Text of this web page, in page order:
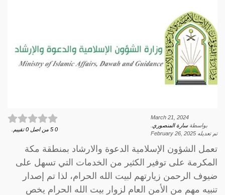
March 21, 2024
بواسطةسارة المنصوري
تم تعديله February 26, 2025
0
5 من اصل 0 تقييم.
تعمل الشؤون الإسلامية الدعوة والارشاد بمنطقة مكة
المكرمة على توفير الكثير من الخدمات التي تسهل على
ضيوف الرحمن زيارتهم لبيت الله الحرام، لذا تم إصدار
تنبيه مهم من الأمن العام لزوار بيت الله الحرام يخص